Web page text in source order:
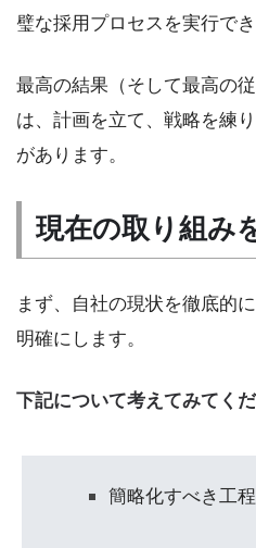
璧な採用プロセスを実行で
最高の結果（そして最高の
は、計画を立て、戦略を練
があります。
現在の取り組み
まず、自社の現状を徹底的
明確にします。
下記について考えてみてくだ
簡略化すべき工